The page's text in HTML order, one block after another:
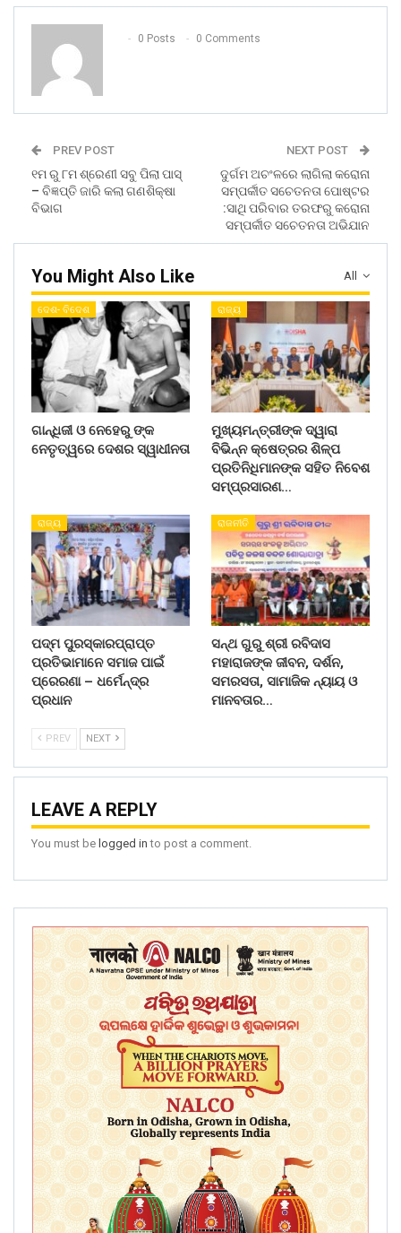
0 Posts 0 Comments
PREV POST
୧ମ ରୁ ୮ମ ଶ୍ରେଣୀ ସବୁ ପିଲା ପାସ୍
– ବିଜ୍ଞପ୍ତି ଜାରି କଲା ଗଣଶିକ୍ଷା
ବିଭାଗ
NEXT POST
ଦୁର୍ଗମ ଅଚଂଳରେ ଲାଗିଲା କରୋନା
ସମ୍ପର୍କୀତ ସଚେତନତା ପୋଷ୍ଟର
:ସାଥି ପରିବାର ତରଫରୁ କରୋନା
ସମ୍ପର୍କୀତ ସଚେତନତା ଅଭିଯାନ
All
You Might Also Like
ଦେଶ- ବିଦେଶ
ଗାନ୍ଧିଜୀ ଓ ନେହେରୁ ଙ୍କ
ନେତୃତ୍ୱରେ ଦେଶର ସ୍ୱାଧୀନତା
ରାଜ୍ୟ
ମୁଖ୍ୟମନ୍ତ୍ରୀଙ୍କ ଦ୍ୱାରା
ବିଭିନ୍ନ କ୍ଷେତ୍ରର ଶିଳ୍ପ
ପ୍ରତିନିଧିମାନଙ୍କ ସହିତ ନିବେଶ
ସମ୍ପ୍ରସାରଣ…
ରାଜ୍ୟ
ପଦ୍ମ ପୁରସ୍କାରପ୍ରାପ୍ତ
ପ୍ରତିଭାମାନେ ସମାଜ ପାଇଁ
ପ୍ରେରଣା – ଧର୍ମେନ୍ଦ୍ର
ପ୍ରଧାନ
ରାଜନୀତି
ସନ୍ଥ ଗୁରୁ ଶ୍ରୀ ରବିଦାସ
ମହାରାଜଙ୍କ ଜୀବନ, ଦର୍ଶନ,
ସମରସତା, ସାମାଜିକ ନ୍ୟାୟ ଓ
ମାନବତାର…
PREV NEXT
LEAVE A REPLY
You must be logged in to post a comment.